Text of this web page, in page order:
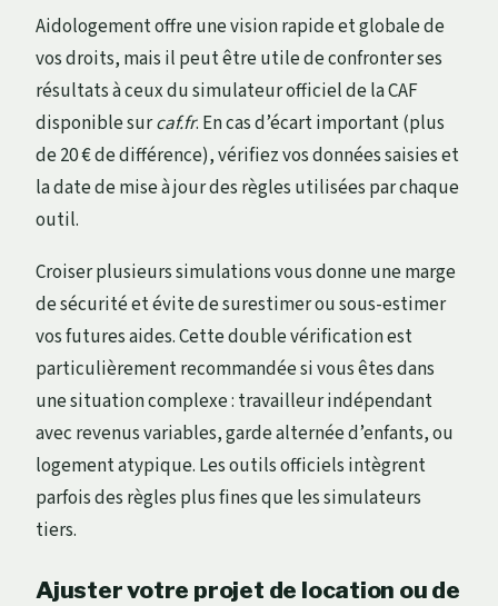
Aidologement offre une vision rapide et globale de
vos droits, mais il peut être utile de confronter ses
résultats à ceux du simulateur officiel de la CAF
disponible surcaf.fr. En cas d’écart important (plus
de 20 € de différence), vérifiez vos données saisies et
la date de mise à jour des règles utilisées par chaque
outil.
Croiser plusieurs simulations vous donne une marge
de sécurité et évite de surestimer ou sous-estimer
vos futures aides. Cette double vérification est
particulièrement recommandée si vous êtes dans
une situation complexe : travailleur indépendant
avec revenus variables, garde alternée d’enfants, ou
logement atypique. Les outils officiels intègrent
parfois des règles plus fines que les simulateurs
tiers.
Ajuster votre projet de location ou de